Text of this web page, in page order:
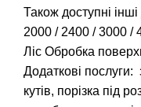
Також доступні
2000 / 2400 /3000 /
Ліс Обробка
Додаткові послуги:
кутів, порізка під